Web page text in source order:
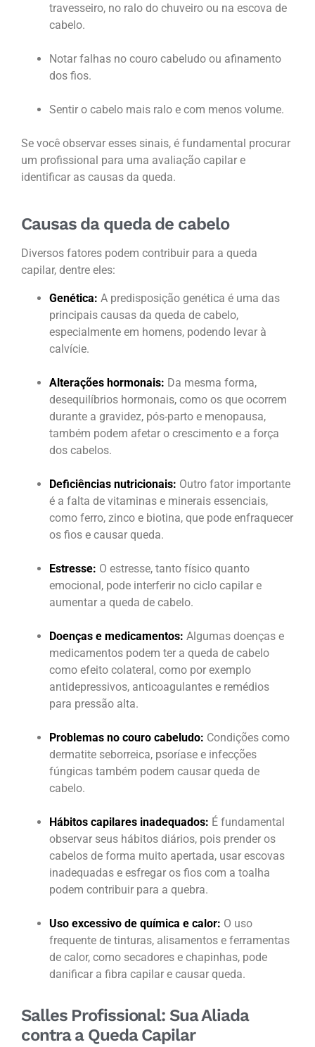
travesseiro, no ralo do chuveiro ou na escova de
cabelo.
Notar falhas no couro cabeludo ou afinamento
dos fios.
Sentir o cabelo mais ralo e com menos volume.
Se você observar esses sinais, é fundamental procurar
um profissional para uma avaliação capilar e
identificar as causas da queda.
Causas da queda de cabelo
Diversos fatores podem contribuir para a queda
capilar, dentre eles:
Genética: A predisposição genética é uma das
principais causas da queda de cabelo,
especialmente em homens, podendo levar à
calvície.
Alterações hormonais: Da mesma forma,
desequilíbrios hormonais, como os que ocorrem
durante a gravidez, pós-parto e menopausa,
também podem afetar o crescimento e a força
dos cabelos.
Deficiências nutricionais: Outro fator importante
é a falta de vitaminas e minerais essenciais,
como ferro, zinco e biotina, que pode enfraquecer
os fios e causar queda.
Estresse: O estresse, tanto físico quanto
emocional, pode interferir no ciclo capilar e
aumentar a queda de cabelo.
Doenças e medicamentos: Algumas doenças e
medicamentos podem ter a queda de cabelo
como efeito colateral, como por exemplo
antidepressivos, anticoagulantes e remédios
para pressão alta.
Problemas no couro cabeludo: Condições como
dermatite seborreica, psoríase e infecções
fúngicas também podem causar queda de
cabelo.
Hábitos capilares inadequados: É fundamental
observar seus hábitos diários, pois prender os
cabelos de forma muito apertada, usar escovas
inadequadas e esfregar os fios com a toalha
podem contribuir para a quebra.
Uso excessivo de química e calor: O uso
frequente de tinturas, alisamentos e ferramentas
de calor, como secadores e chapinhas, pode
danificar a fibra capilar e causar queda.
Salles Profissional: Sua Aliada
contra a Queda Capilar